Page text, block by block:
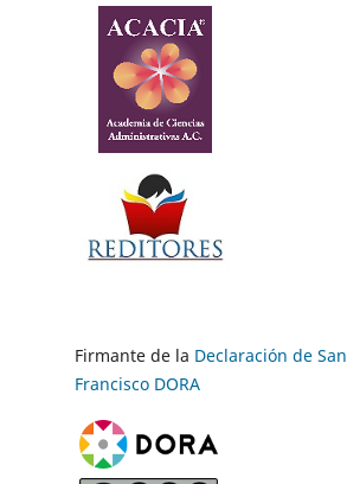
Firmante de la Declaración de San
Francisco DORA